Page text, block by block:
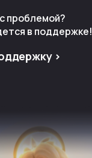
проблемой?
в поддержке!
>